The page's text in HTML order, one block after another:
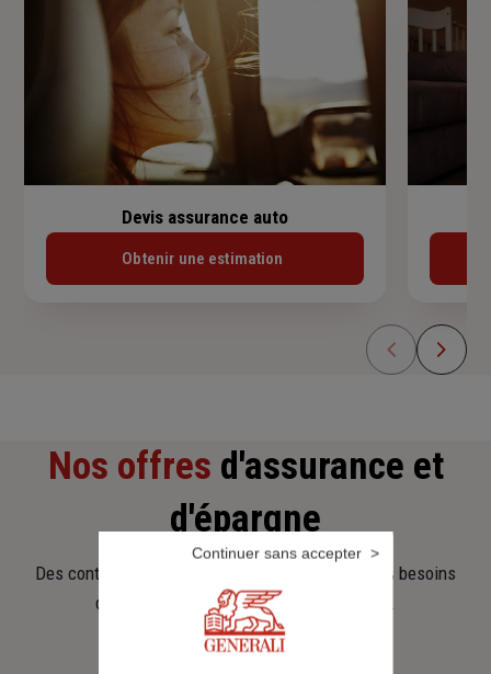
Devis assurance auto
Obtenir une estimation
Nos offres d'assurance et
d'épargne
Des contrats clairs et flexibles pour sécuriser vos besoins
d’aujourd’hui et anticiper ceux de demain.
Continuer sans accepter